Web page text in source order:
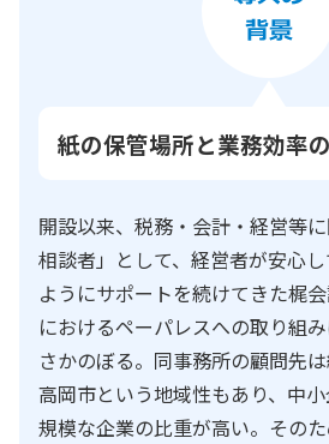
紙の保管場所と業務効率
開設以来、税務・会計・経営等
相談者」として、経営者が安心
ようにサポートを続けてきた梶
におけるペーパレスへの取り組
さかのぼる。同事務所の顧問先
高岡市という地域性もあり、中
規模な企業の比重が高い。その